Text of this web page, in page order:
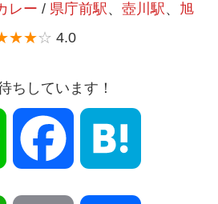
レー / 県庁前駅、 壺川駅、 旭
☆ 4.0
ちしています！
Line Facebook